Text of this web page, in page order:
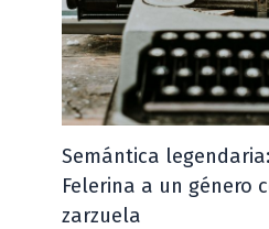
Semántica
Felerina a un género
zarzuela